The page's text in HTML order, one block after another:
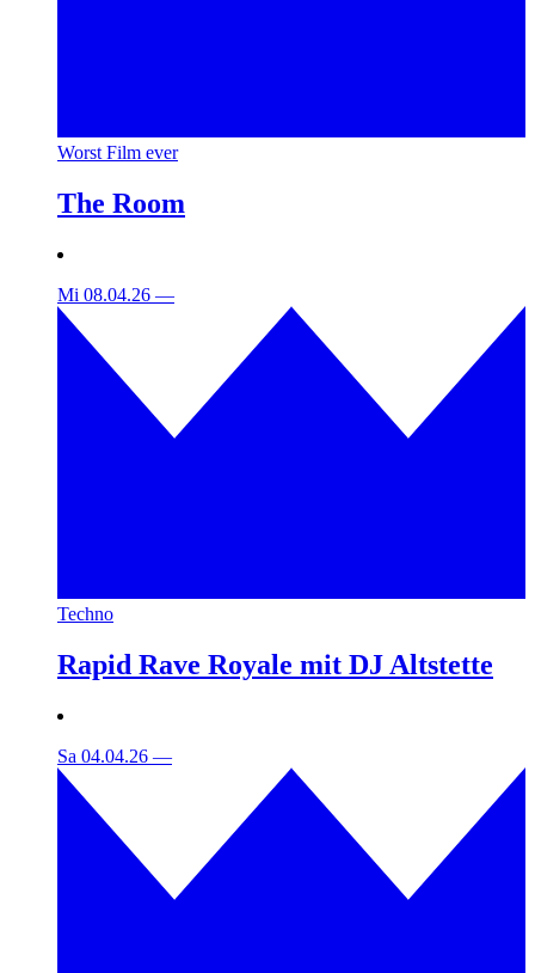
Worst Film ever
The Room
Mi 08.04.26 —
Techno
Rapid Rave Royale mit DJ Altstette
Sa 04.04.26 —